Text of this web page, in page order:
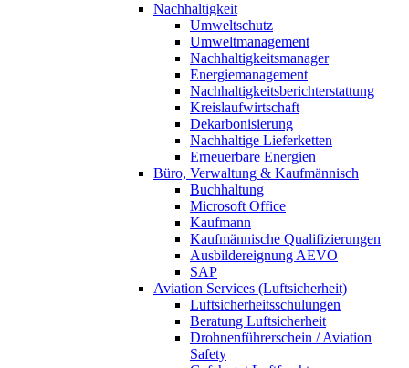
Nachhaltigkeit
Umweltschutz
Umweltmanagement
Nachhaltigkeitsmanager
Energiemanagement
Nachhaltigkeitsberichterstattung
Kreislaufwirtschaft
Dekarbonisierung
Nachhaltige Lieferketten
Erneuerbare Energien
Büro, Verwaltung & Kaufmännisch
Buchhaltung
Microsoft Office
Kaufmann
Kaufmännische Qualifizierungen
Ausbildereignung AEVO
SAP
Aviation Services (Luftsicherheit)
Luftsicherheitsschulungen
Beratung Luftsicherheit
Drohnenführerschein / Aviation
Safety